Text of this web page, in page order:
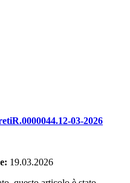
03-2026
19.03.2026